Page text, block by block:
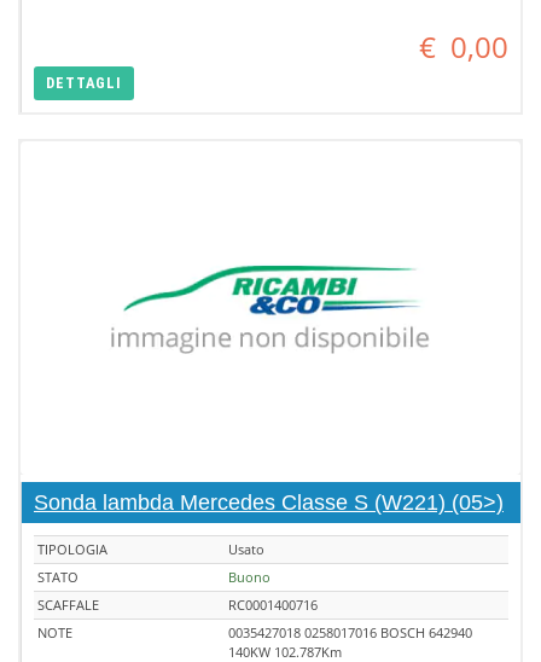
€ 0,00
DETTAGLI
Sonda lambda Mercedes Classe S (W221) (05>)
TIPOLOGIA
Usato
STATO
Buono
SCAFFALE
RC0001400716
NOTE
0035427018 0258017016 BOSCH 642940
140KW 102.787Km